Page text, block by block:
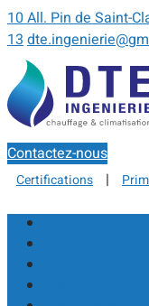
10 All. Pin de Saint-
13
Contactez-nous
Certifications |